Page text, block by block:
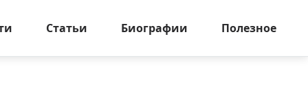
Статьи Биографии Полезное